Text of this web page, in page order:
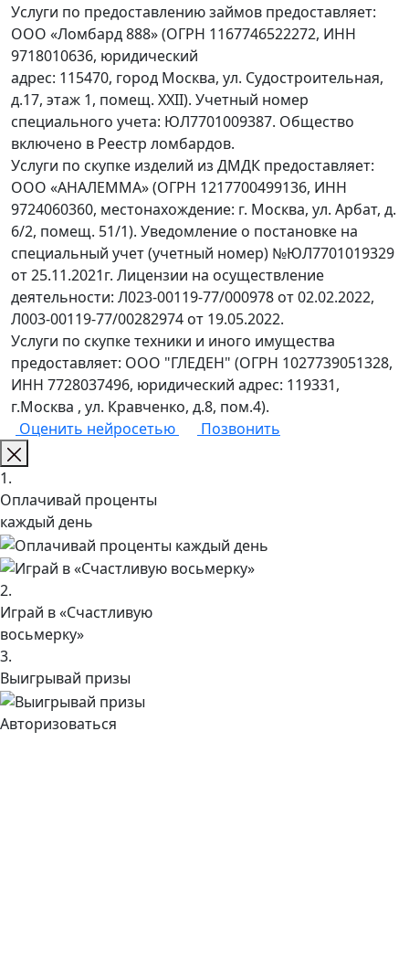
Услуги по предоставлению займов предоставляет:
ООО «Ломбард 888» (ОГРН 1167746522272, ИНН
9718010636, юридический
адрес: 115470, город Москва, ул. Судостроительная,
д.17, этаж 1, помещ. XXII). Учетный номер
специального учета: ЮЛ7701009387. Общество
включено в Реестр ломбардов.
Услуги по скупке изделий из ДМДК предоставляет:
ООО «АНАЛЕММА» (ОГРН 1217700499136, ИНН
9724060360, местонахождение: г. Москва, ул. Арбат, д.
6/2, помещ. 51/1). Уведомление о постановке на
специальный учет (учетный номер) №ЮЛ7701019329
от 25.11.2021г. Лицензии на осуществление
деятельности: Л023-00119-77/000978 от 02.02.2022,
Л003-00119-77/00282974 от 19.05.2022.
Услуги по скупке техники и иного имущества
предоставляет: ООО "ГЛЕДЕН" (ОГРН 1027739051328,
ИНН 7728037496, юридический адрес: 119331,
г.Москва , ул. Кравченко, д.8, пом.4).
Оценить нейросетью
Позвонить
1.
Оплачивай проценты
каждый день
2.
Играй в «Счастливую
восьмерку»
3.
Выигрывай призы
Авторизоваться